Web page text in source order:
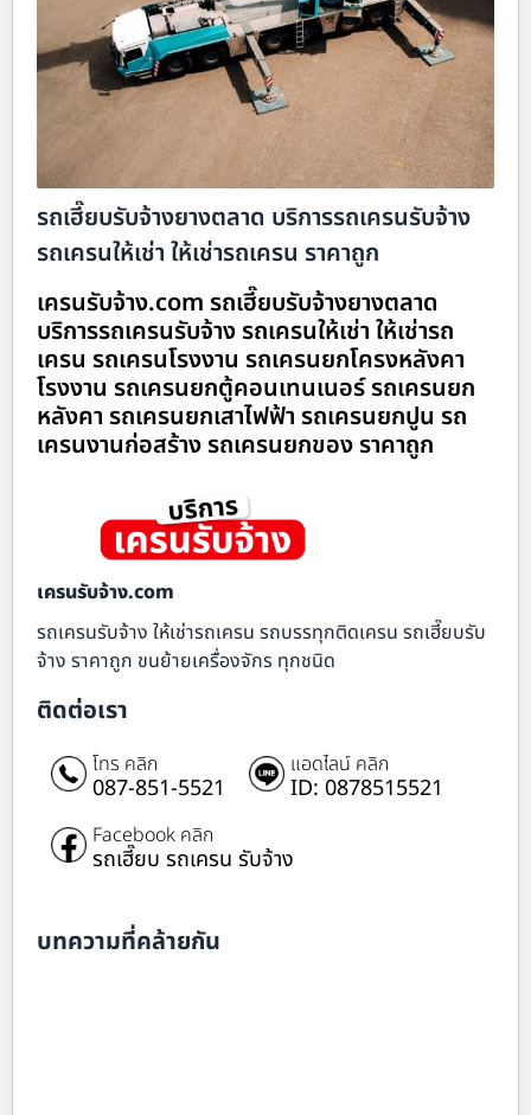
รถเฮี๊ยบรับจ้างยางตลาด บริการรถเครนรับจ้าง
รถเครนให้เช่า ให้เช่ารถเครน ราคาถูก
เครนรับจ้าง.com รถเฮี๊ยบรับจ้างยางตลาด
บริการรถเครนรับจ้าง รถเครนให้เช่า ให้เช่ารถ
เครน รถเครนโรงงาน รถเครนยกโครงหลังคา
โรงงาน รถเครนยกตู้คอนเทนเนอร์ รถเครนยก
หลังคา รถเครนยกเสาไฟฟ้า รถเครนยกปูน รถ
เครนงานก่อสร้าง รถเครนยกของ ราคาถูก
เครนรับจ้าง.com
รถเครนรับจ้าง ให้เช่ารถเครน รถบรรทุกติดเครน รถเฮี๊ยบรับ
จ้าง ราคาถูก ขนย้ายเครื่องจักร ทุกชนิด
ติดต่อเรา
โทร คลิก
087-851-5521
แอดไลน์ คลิก
ID: 0878515521
Facebook คลิก
รถเฮี๊ยบ รถเครน รับจ้าง
บทความที่คล้ายกัน